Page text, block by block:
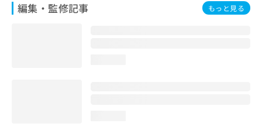
編集・監修記事 もっと見る